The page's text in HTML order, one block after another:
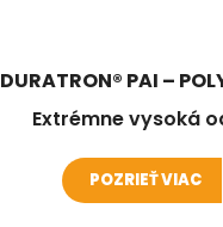
DURATRON® PAI –
Extrémne vysoká
POZRIEŤ VIAC